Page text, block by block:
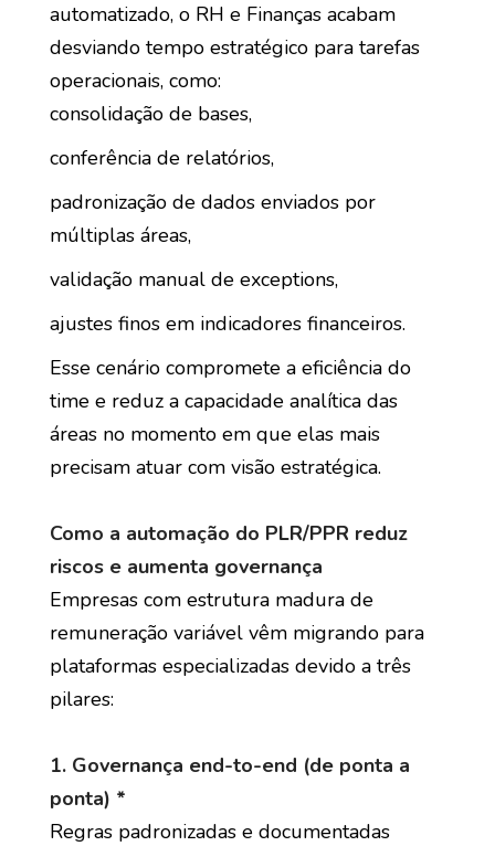
automatizado, o RH e Finanças acabam
desviando tempo estratégico para tarefas
operacionais, como:
consolidação de bases,
conferência de relatórios,
padronização de dados enviados por
múltiplas áreas,
validação manual de exceptions,
ajustes finos em indicadores financeiros.
Esse cenário compromete a eficiência do
time e reduz a capacidade analítica das
áreas no momento em que elas mais
precisam atuar com visão estratégica.
Como a automação do PLR/PPR reduz
riscos e aumenta governança
Empresas com estrutura madura de
remuneração variável vêm migrando para
plataformas especializadas devido a três
pilares:
1. Governança end-to-end (de ponta a
ponta) *
Regras padronizadas e documentadas